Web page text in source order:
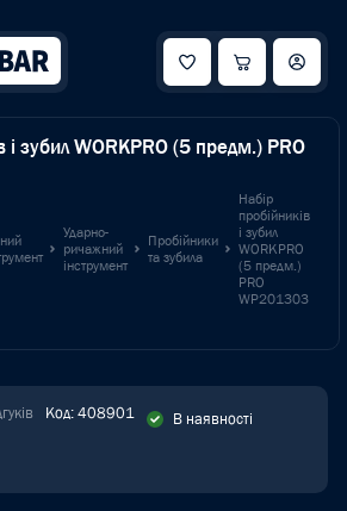
і зубил WORKPRO (5 предм.) PRO
Ударно-
ричажний
інструмент
Пробійники
та зубила
Набір
пробійників
і зубил
WORKPRO
(5 предм.)
PRO
WP201303
Код: 408901 В наявності